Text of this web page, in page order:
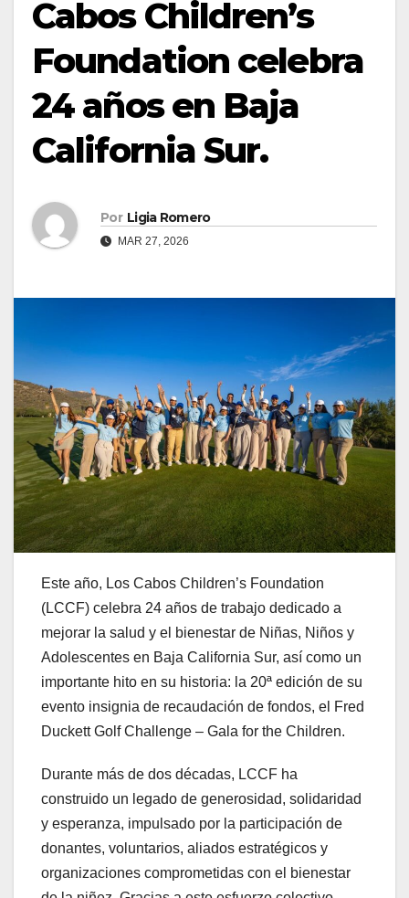
Cabos Children’s
Foundation celebra
24 años en Baja
California Sur.
Por Ligia Romero
MAR 27, 2026
Este año, Los Cabos Children’s Foundation
(LCCF) celebra 24 años de trabajo dedicado a
mejorar la salud y el bienestar de Niñas, Niños y
Adolescentes en Baja California Sur, así como un
importante hito en su historia: la 20ª edición de su
evento insignia de recaudación de fondos, el Fred
Duckett Golf Challenge – Gala for the Children.
Durante más de dos décadas, LCCF ha
construido un legado de generosidad, solidaridad
y esperanza, impulsado por la participación de
donantes, voluntarios, aliados estratégicos y
organizaciones comprometidas con el bienestar